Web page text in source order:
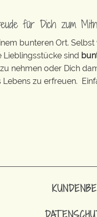
für Dich zum
bunteren Ort.
Lieblingsstücke sind
nehmen oder Dich
zu erfreuen.